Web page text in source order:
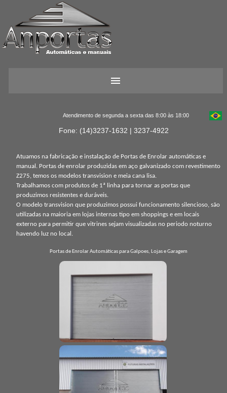
Atendimento de segunda a sexta das 8:00 às 18:00
Fone: (14)3237-1632 | 3237-4922
Atuamos na fabricação e instalação de Portas de Enrolar automáticas e
manual. Portas de enrolar produzidas em aço galvanizado com revestimento
Z275, temos os modelos transvision e meia cana lisa.
Trabalhamos com produtos de 1ª linha para tornar as portas que
produzimos resistentes e duráveis.
O modelo transvision que produzimos possui funcionamento silencioso, são
utilizadas na maioria em lojas internas tipo em shoppings e em locais
externo para permitir que vitrines sejam visualizadas no periodo noturno
havendo luz no local.
Portas de Enrolar Automáticas para Galpoes, Lojas e Garagem